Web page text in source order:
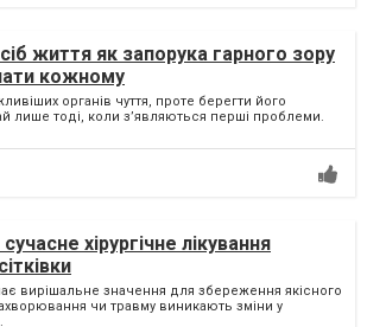
життя як запорука гарного зору
кожному
органів чуття, проте берегти його
лише тоді, коли з’являються перші проблеми.
хірургічне лікування
вирішальне значення для збереження якісного
чи травму виникають зміни у